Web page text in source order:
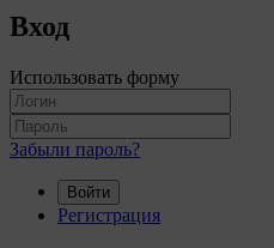
Вход
Использовать форму
Забыли пароль?
Войти
Регистрация